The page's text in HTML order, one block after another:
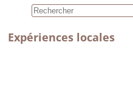
Expériences locales